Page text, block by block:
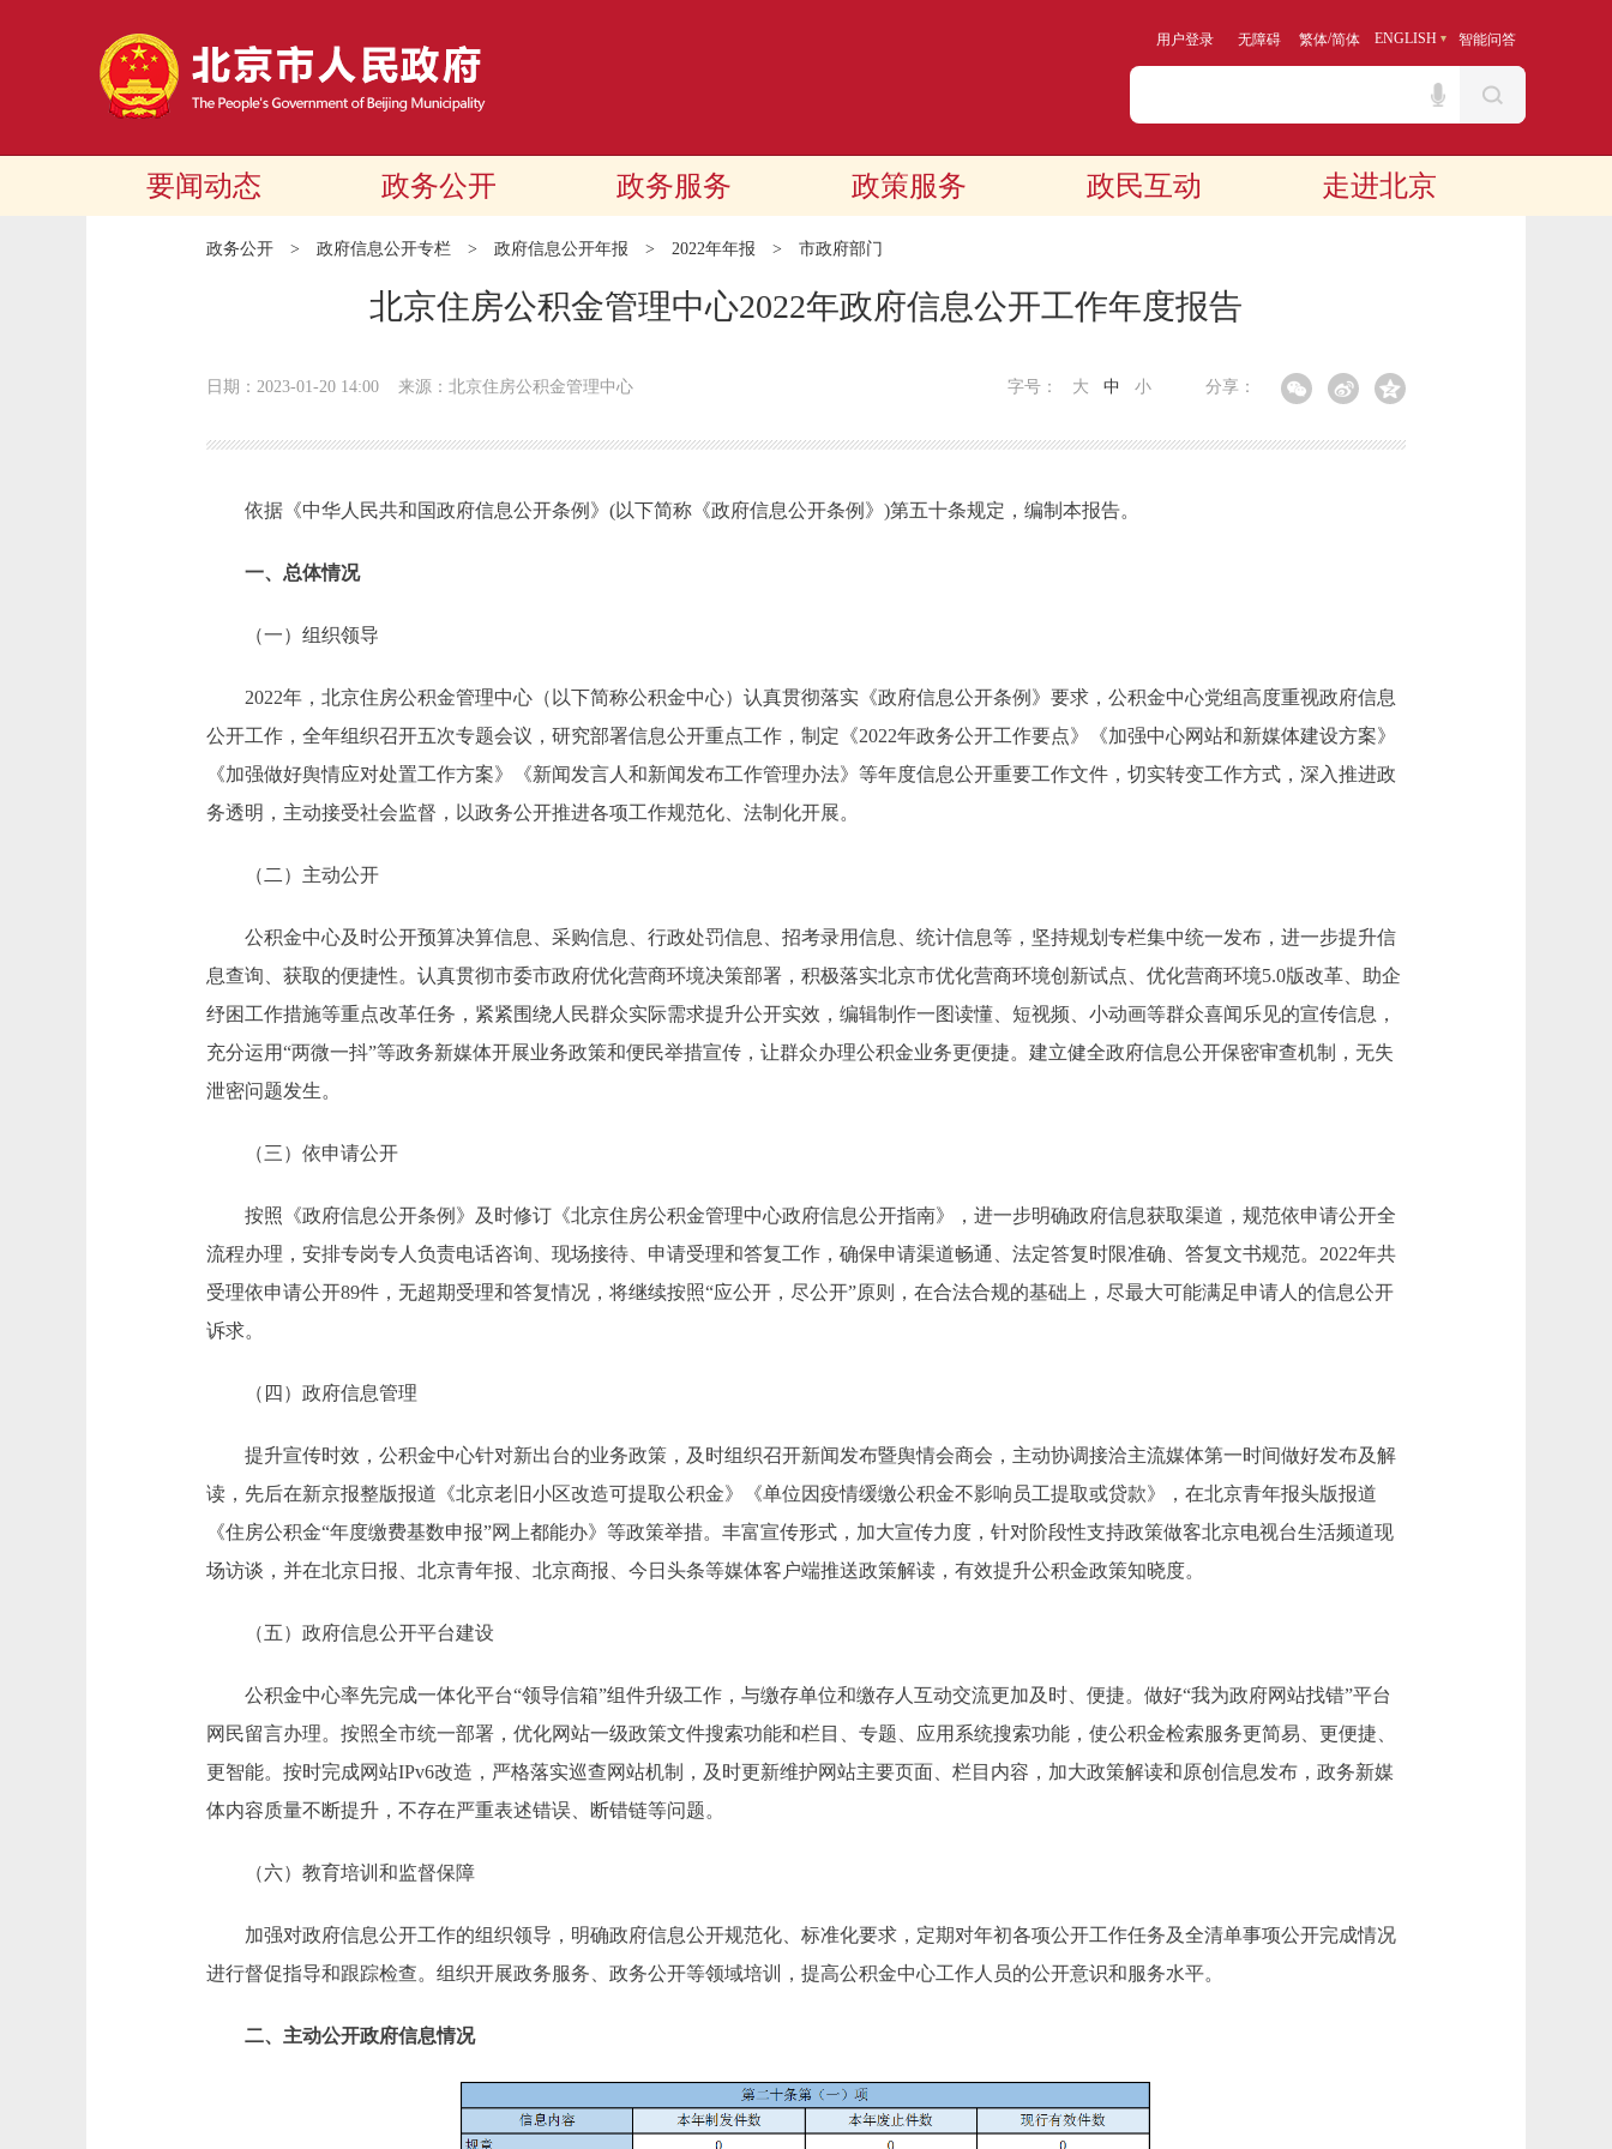
用户登录 无障碍 繁体/简体 ENGLISH 智能问答
要闻动态 政务公开 政务服务 政策服务 政民互动 走进北京
政务公开 > 政府信息公开专栏 > 政府信息公开年报 > 2022年年报 > 市政府部门
北京住房公积金管理中心2022年政府信息公开工作年度报告
日期：2023-01-20 14:00 来源：北京住房公积金管理中心 分享：
字号： 大 中 小
依据《中华人民共和国政府信息公开条例》(以下简称《政府信息公开条例》)第五十条规定，编制本报告。
一、总体情况
（一）组织领导
2022年，北京住房公积金管理中心（以下简称公积金中心）认真贯彻落实《政府信息公开条例》要求，公积金中心党组高度重视政府信息
公开工作，全年组织召开五次专题会议，研究部署信息公开重点工作，制定《2022年政务公开工作要点》《加强中心网站和新媒体建设方案》
《加强做好舆情应对处置工作方案》《新闻发言人和新闻发布工作管理办法》等年度信息公开重要工作文件，切实转变工作方式，深入推进政
务透明，主动接受社会监督，以政务公开推进各项工作规范化、法制化开展。
（二）主动公开
公积金中心及时公开预算决算信息、采购信息、行政处罚信息、招考录用信息、统计信息等，坚持规划专栏集中统一发布，进一步提升信
息查询、获取的便捷性。认真贯彻市委市政府优化营商环境决策部署，积极落实北京市优化营商环境创新试点、优化营商环境5.0版改革、助企
纾困工作措施等重点改革任务，紧紧围绕人民群众实际需求提升公开实效，编辑制作一图读懂、短视频、小动画等群众喜闻乐见的宣传信息，
充分运用“两微一抖”等政务新媒体开展业务政策和便民举措宣传，让群众办理公积金业务更便捷。建立健全政府信息公开保密审查机制，无失
泄密问题发生。
（三）依申请公开
按照《政府信息公开条例》及时修订《北京住房公积金管理中心政府信息公开指南》，进一步明确政府信息获取渠道，规范依申请公开全
流程办理，安排专岗专人负责电话咨询、现场接待、申请受理和答复工作，确保申请渠道畅通、法定答复时限准确、答复文书规范。2022年共
受理依申请公开89件，无超期受理和答复情况，将继续按照“应公开，尽公开”原则，在合法合规的基础上，尽最大可能满足申请人的信息公开
诉求。
（四）政府信息管理
提升宣传时效，公积金中心针对新出台的业务政策，及时组织召开新闻发布暨舆情会商会，主动协调接洽主流媒体第一时间做好发布及解
读，先后在新京报整版报道《北京老旧小区改造可提取公积金》《单位因疫情缓缴公积金不影响员工提取或贷款》，在北京青年报头版报道
《住房公积金“年度缴费基数申报”网上都能办》等政策举措。丰富宣传形式，加大宣传力度，针对阶段性支持政策做客北京电视台生活频道现
场访谈，并在北京日报、北京青年报、北京商报、今日头条等媒体客户端推送政策解读，有效提升公积金政策知晓度。
（五）政府信息公开平台建设
公积金中心率先完成一体化平台“领导信箱”组件升级工作，与缴存单位和缴存人互动交流更加及时、便捷。做好“我为政府网站找错”平台
网民留言办理。按照全市统一部署，优化网站一级政策文件搜索功能和栏目、专题、应用系统搜索功能，使公积金检索服务更简易、更便捷、
更智能。按时完成网站IPv6改造，严格落实巡查网站机制，及时更新维护网站主要页面、栏目内容，加大政策解读和原创信息发布，政务新媒
体内容质量不断提升，不存在严重表述错误、断错链等问题。
（六）教育培训和监督保障
加强对政府信息公开工作的组织领导，明确政府信息公开规范化、标准化要求，定期对年初各项公开工作任务及全清单事项公开完成情况
进行督促指导和跟踪检查。组织开展政务服务、政务公开等领域培训，提高公积金中心工作人员的公开意识和服务水平。
二、主动公开政府信息情况